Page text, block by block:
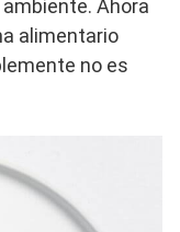
Ahora
alimentario
no es